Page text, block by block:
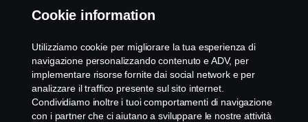
Cookies
Whistleblowing
Modello 231
Impostazione Cookie
Cookie information
Utilizziamo cookie per migliorare la tua esperienza di
navigazione personalizzando contenuto e ADV, per
implementare risorse fornite dai social network e per
analizzare il traffico presente sul sito internet.
Condividiamo inoltre i tuoi comportamenti di navigazione
con i partner che ci aiutano a sviluppare le nostre attività